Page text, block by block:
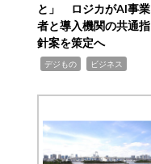
と」 ロジカがAI事業
者と導入機関の共通指
針案を策定へ
デジもの ビジネス